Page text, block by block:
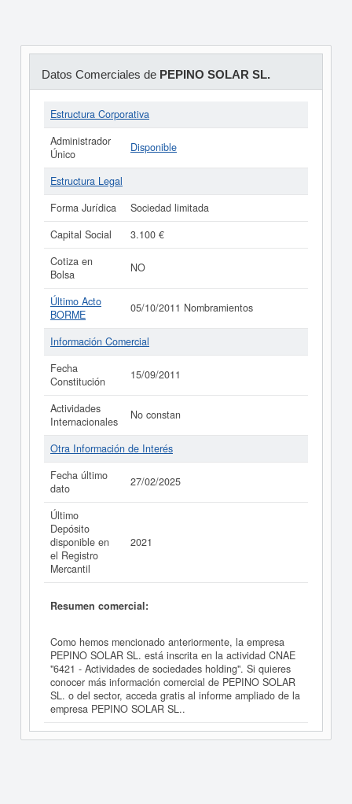
Datos Comerciales de PEPINO SOLAR SL.
Estructura Corporativa
Administrador
Único
Disponible
Estructura Legal
Forma Jurídica
Sociedad limitada
Capital Social
3.100 €
Cotiza en
Bolsa
NO
Último Acto
BORME
05/10/2011 Nombramientos
Información Comercial
Fecha
Constitución
15/09/2011
Actividades
Internacionales
No constan
Otra Información de Interés
Fecha último
dato
27/02/2025
Último
Depósito
disponible en
el Registro
Mercantil
2021
Resumen comercial:
Como hemos mencionado anteriormente, la empresa
PEPINO SOLAR SL. está inscrita en la actividad CNAE
"6421 - Actividades de sociedades holding". Si quieres
conocer más información comercial de PEPINO SOLAR
SL. o del sector, acceda gratis al informe ampliado de la
empresa PEPINO SOLAR SL..